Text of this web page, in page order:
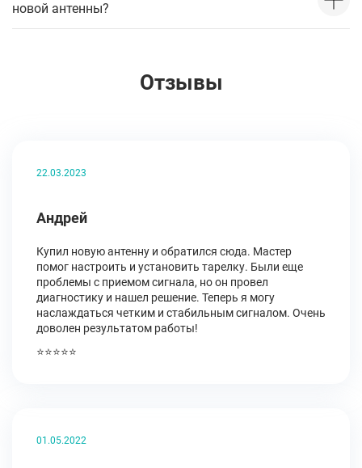
новой антенны?
Отзывы
22.03.2023
Андрей
Купил новую антенну и обратился сюда. Мастер
помог настроить и установить тарелку. Были еще
проблемы с приемом сигнала, но он провел
диагностику и нашел решение. Теперь я могу
наслаждаться четким и стабильным сигналом. Очень
доволен результатом работы!
⭐⭐⭐⭐⭐
01.05.2022